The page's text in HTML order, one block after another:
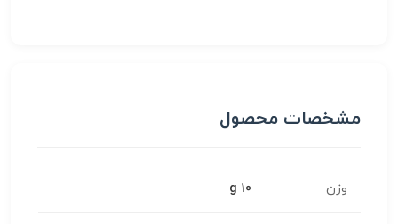
مشخصات محصول
وزن 10 g